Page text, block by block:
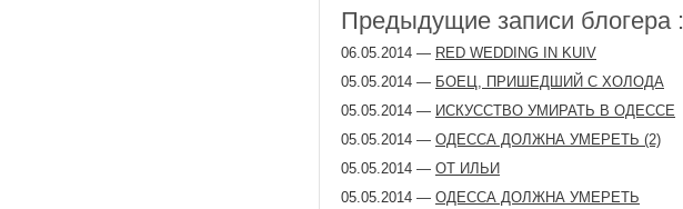
Предыдущие записи блогера :
06.05.2014 — RED WEDDING IN KUIV
05.05.2014 — БОЕЦ, ПРИШЕДШИЙ С ХОЛОДА
05.05.2014 — ИСКУССТВО УМИРАТЬ В ОДЕССЕ
05.05.2014 — ОДЕССА ДОЛЖНА УМЕРЕТЬ (2)
05.05.2014 — ОТ ИЛЬИ
05.05.2014 — ОДЕССА ДОЛЖНА УМЕРЕТЬ